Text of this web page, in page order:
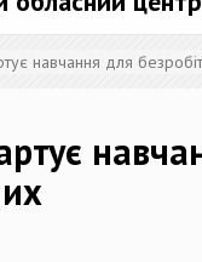
навчання для